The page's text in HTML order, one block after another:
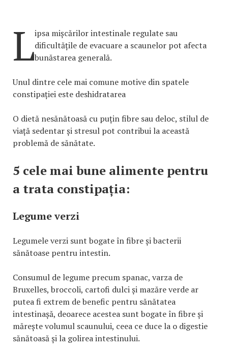
Lipsa mișcărilor intestinale regulate sau
dificultățile de evacuare a scaunelor pot afecta
bunăstarea generală.
Unul dintre cele mai comune motive din spatele
constipației este deshidratarea
O dietă nesănătoasă cu puțin fibre sau deloc, stilul de
viață sedentar și stresul pot contribui la această
problemă de sănătate.
5 cele mai bune alimente pentru
a trata constipația:
Legume verzi
Legumele verzi sunt bogate în fibre și bacterii
sănătoase pentru intestin.
Consumul de legume precum spanac, varza de
Bruxelles, broccoli, cartofi dulci și mazăre verde ar
putea fi extrem de benefic pentru sănătatea
intestinașă, deoarece acestea sunt bogate în fibre și
mărește volumul scaunului, ceea ce duce la o digestie
sănătoasă și la golirea intestinului.